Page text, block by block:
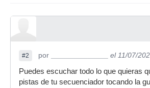
#2 por
el 11/07/
Puedes escuchar todo lo que quieras
pistas de tu secuenciador tocando la